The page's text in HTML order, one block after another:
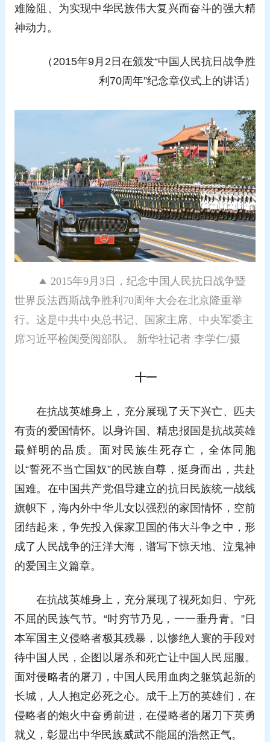
难险阻、为实现中华民族伟大复兴而奋斗的强大精
神动力。
（2015年9月2日在颁发“中国人民抗日战争胜
利70周年”纪念章仪式上的讲话）
2015年9月3日，纪念中国人民抗日战争暨
世界反法西斯战争胜利70周年大会在北京隆重举
行。这是中共中央总书记、国家主席、中央军委主
席习近平检阅受阅部队。 新华社记者 李学仁/摄
十一
在抗战英雄身上，充分展现了天下兴亡、匹夫
有责的爱国情怀。以身许国、精忠报国是抗战英雄
最鲜明的品质。面对民族生死存亡，全体同胞
以“誓死不当亡国奴”的民族自尊，挺身而出，共赴
国难。在中国共产党倡导建立的抗日民族统一战线
旗帜下，海内外中华儿女以强烈的家国情怀，空前
团结起来，争先投入保家卫国的伟大斗争之中，形
成了人民战争的汪洋大海，谱写下惊天地、泣鬼神
的爱国主义篇章。
在抗战英雄身上，充分展现了视死如归、宁死
不屈的民族气节。“时穷节乃见，一一垂丹青。”日
本军国主义侵略者极其残暴，以惨绝人寰的手段对
待中国人民，企图以屠杀和死亡让中国人民屈服。
面对侵略者的屠刀，中国人民用血肉之躯筑起新的
长城，人人抱定必死之心。成千上万的英雄们，在
侵略者的炮火中奋勇前进，在侵略者的屠刀下英勇
就义，彰显出中华民族威武不能屈的浩然正气。